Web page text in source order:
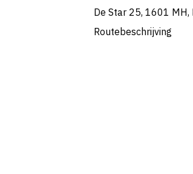
De Star 25, 1601 MH,
Routebeschrijving